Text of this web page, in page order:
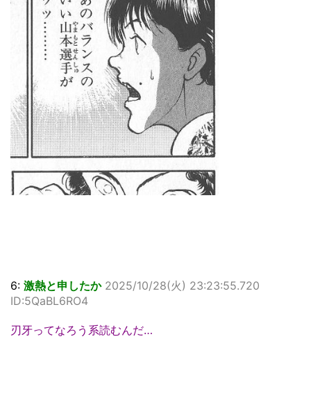
6: 激熱と申したか 2025/10/28(火) 23:23:55.720
ID:5QaBL6RO4
刃牙ってなろう系読むんだ…